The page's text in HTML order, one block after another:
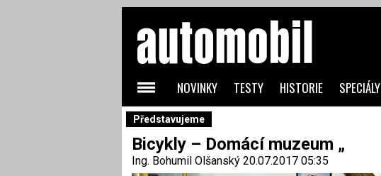
Představujeme
Bicykly – Domácí muzeum „
Ing. Bohumil Olšanský20.07.2017 05:35
NOVINKY TESTY HISTORIE SPECIÁLY